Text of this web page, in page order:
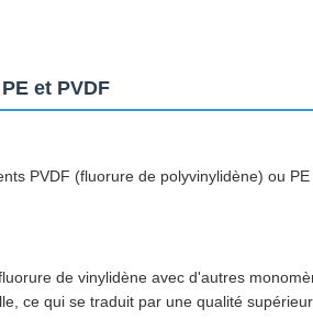
et PVDF
PVDF (fluorure de polyvinylidène) ou PE
de vinylidène avec d'autres
ce qui se traduit par une qualité